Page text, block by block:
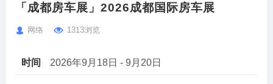
「成都房车展」2026成都国际房车展
网络 1313浏览
时间 2026年9月18日 - 9月20日